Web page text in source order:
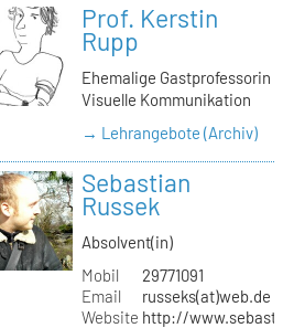
Prof. Kerstin
Rupp
Ehemalige Gastprofessorin
Visuelle Kommunikation
→ Lehrangebote (Archiv)
Sebastian
Russek
Absolvent(in)
Mobil
29771091
Email
russeks(at)web.de
Website http://